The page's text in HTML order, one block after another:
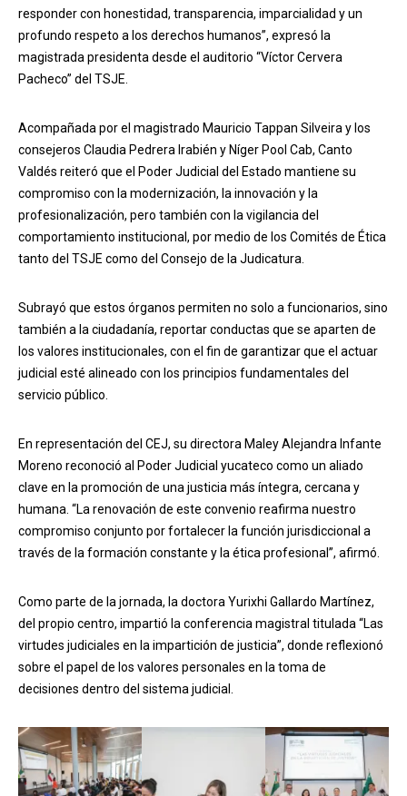
responder con honestidad, transparencia, imparcialidad y un
profundo respeto a los derechos humanos”, expresó la
magistrada presidenta desde el auditorio “Víctor Cervera
Pacheco” del TSJE.
Acompañada por el magistrado Mauricio Tappan Silveira y los
consejeros Claudia Pedrera Irabién y Níger Pool Cab, Canto
Valdés reiteró que el Poder Judicial del Estado mantiene su
compromiso con la modernización, la innovación y la
profesionalización, pero también con la vigilancia del
comportamiento institucional, por medio de los Comités de Ética
tanto del TSJE como del Consejo de la Judicatura.
Subrayó que estos órganos permiten no solo a funcionarios, sino
también a la ciudadanía, reportar conductas que se aparten de
los valores institucionales, con el fin de garantizar que el actuar
judicial esté alineado con los principios fundamentales del
servicio público.
En representación del CEJ, su directora Maley Alejandra Infante
Moreno reconoció al Poder Judicial yucateco como un aliado
clave en la promoción de una justicia más íntegra, cercana y
humana. “La renovación de este convenio reafirma nuestro
compromiso conjunto por fortalecer la función jurisdiccional a
través de la formación constante y la ética profesional”, afirmó.
Como parte de la jornada, la doctora Yurixhi Gallardo Martínez,
del propio centro, impartió la conferencia magistral titulada “Las
virtudes judiciales en la impartición de justicia”, donde reflexionó
sobre el papel de los valores personales en la toma de
decisiones dentro del sistema judicial.